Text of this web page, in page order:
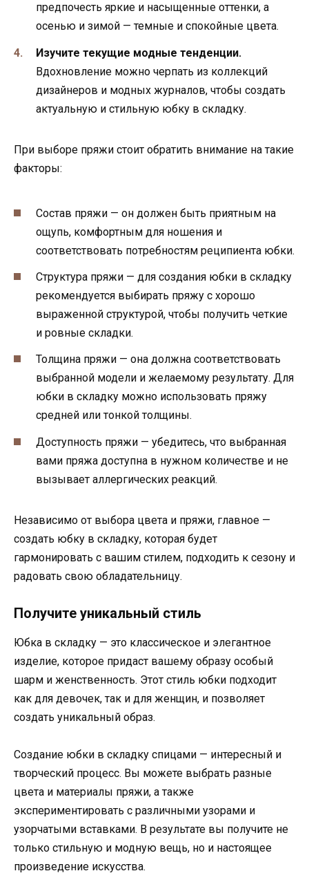
предпочесть яркие и насыщенные оттенки, а
осенью и зимой — темные и спокойные цвета.
Изучите текущие модные тенденции.
Вдохновление можно черпать из коллекций
дизайнеров и модных журналов, чтобы создать
актуальную и стильную юбку в складку.
При выборе пряжи стоит обратить внимание на такие
факторы:
Состав пряжи — он должен быть приятным на
ощупь, комфортным для ношения и
соответствовать потребностям реципиента юбки.
Структура пряжи — для создания юбки в складку
рекомендуется выбирать пряжу с хорошо
выраженной структурой, чтобы получить четкие
и ровные складки.
Толщина пряжи — она должна соответствовать
выбранной модели и желаемому результату. Для
юбки в складку можно использовать пряжу
средней или тонкой толщины.
Доступность пряжи — убедитесь, что выбранная
вами пряжа доступна в нужном количестве и не
вызывает аллергических реакций.
Независимо от выбора цвета и пряжи, главное —
создать юбку в складку, которая будет
гармонировать с вашим стилем, подходить к сезону и
радовать свою обладательницу.
Получите уникальный стиль
Юбка в складку — это классическое и элегантное
изделие, которое придаст вашему образу особый
шарм и женственность. Этот стиль юбки подходит
как для девочек, так и для женщин, и позволяет
создать уникальный образ.
Создание юбки в складку спицами — интересный и
творческий процесс. Вы можете выбрать разные
цвета и материалы пряжи, а также
экспериментировать с различными узорами и
узорчатыми вставками. В результате вы получите не
только стильную и модную вещь, но и настоящее
произведение искусства.